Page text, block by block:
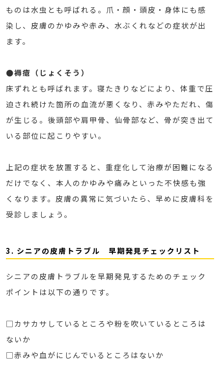
ものは水虫とも呼ばれる。爪・顔・頭皮・身体にも感
染し、皮膚のかゆみや赤み、水ぶくれなどの症状が出
ます。
●褥瘡（じょくそう）
床ずれとも呼ばれます。寝たきりなどにより、体重で圧
迫され続けた箇所の血流が悪くなり、赤みやただれ、傷
が生じる。後頭部や肩甲骨、仙骨部など、骨が突き出て
いる部位に起こりやすい。
上記の症状を放置すると、重症化して治療が困難になる
だけでなく、本人のかゆみや痛みといった不快感も強
くなります。皮膚の異常に気づいたら、早めに皮膚科を
受診しましょう。
3. シニアの皮膚トラブル 早期発見チェックリスト
シニアの皮膚トラブルを早期発見するためのチェック
ポイントは以下の通りです。
□カサカサしているところや粉を吹いているところは
ないか
□赤みや血がにじんでいるところはないか